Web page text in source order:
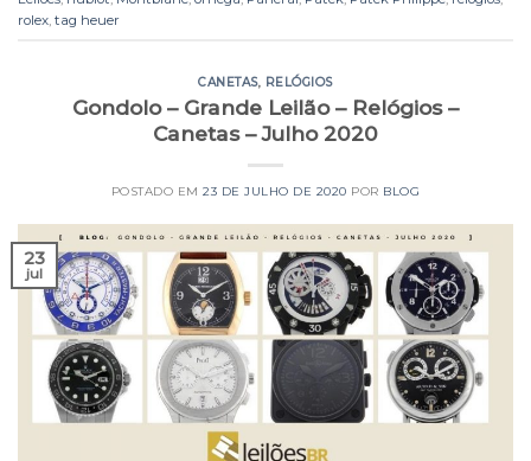
rolex, tag heuer
CANETAS, RELÓGIOS
Gondolo – Grande Leilão – Relógios –
Canetas – Julho 2020
POSTADO EM23 DE JULHO DE 2020 POR BLOG
23
jul